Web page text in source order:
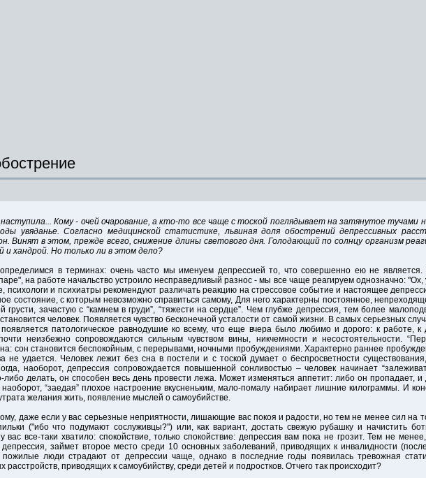
Кому - очей очарование, а кто-то все чаще с тоской поглядывает на затянутое тучами
увяданье. Согласно медицинской статистике, львиная доля обострений депрессивных
Винят в этом, прежде всего, снижение длины светового дня. Голодающий по солнцу организм
и хандрой. Но только ли в этом дело?
в терминах: очень часто мы именуем депрессией то, что совершенно ею не
на работе начальство устроило несправедливый разнос - мы все чаще реагируем однозначно: "Ох,
психологи и психиатры рекомендуют различать реакцию на стрессовое событие и настоящее
состояние, с которым невозможно справиться самому, Для него характерны постоянное,
грусти, зачастую с “камнем в груди”, “тяжести на сердце”. Чем глубже депрессия, тем более
человек. Появляется чувство бесконечной усталости от самой жизни. В самых серьезных
появляется патологическое равнодушие ко всему, что еще вчера было любимо и дорого: к работе,
неизбежно сопровождаются сильным чувством вины, никчемности и несостоятельности.
сон становится беспокойным, с перерывами, ночными пробуждениями. Характерно раннее
не удается. Человек лежит без сна в постели и с тоской думает о беспросветности
наоборот, депрессия сопровождается повышенной сонливостью – человек начинает
либо делать, он способен весь день провести лежа. Может изменяться аппетит: либо он пропадает,
наоборот, “заедая” плохое настроение вкусненьким, мало-помалу набирает лишние килограммы. И
желания жить, появление мыслей о самоубийстве.
даже если у вас серьезные неприятности, лишающие вас покоя и радости, но тем не менее сил на
("ибо что подумают сослуживцы?") или, как вариант, достать свежую рубашку и начистить
вас все-таки хватило: спокойствие, только спокойствие: депрессия вам пока не грозит. Тем не
займет второе место среди 10 основных заболеваний, приводящих к инвалидности
люди страдают от депрессии чаще, однако в последние годы появилась тревожная
расстройств, приводящих к самоубийству, среди детей и подростков. Отчего так происходит?